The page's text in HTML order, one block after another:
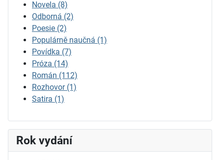
Novela (8)
Odborná (2)
Poesie (2)
Populárně naučná (1)
Povídka (7)
Próza (14)
Román (112)
Rozhovor (1)
Satira (1)
Rok vydání